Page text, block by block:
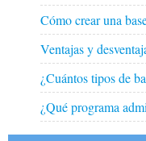
Cómo crear una
Ventajas y
¿Cuántos tipos de
¿Qué programa